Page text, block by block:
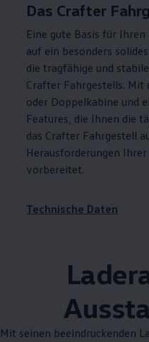
Das Crafter
Eine gute Basis für
auf ein besonders
die tragfähige und
Crafter Fahrgestells. Mit
oder Doppelkabine und
Features, die Ihnen die
das Crafter Fahrgestell
Herausforderungen
vorbereitet.
Technische Daten
Mit seinen beeindruckenden